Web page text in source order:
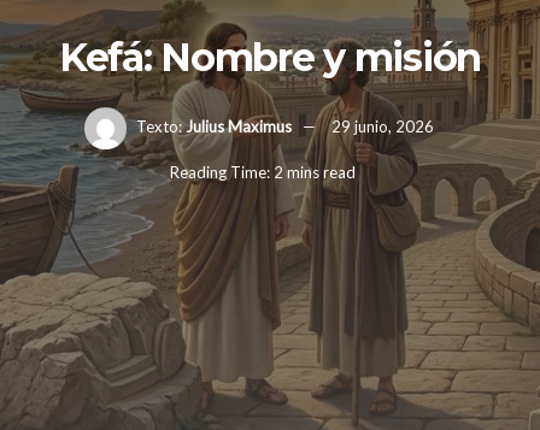
Kefá: Nombre y misión
Texto:Julius Maximus 29 junio, 2026
Reading Time: 2 mins read